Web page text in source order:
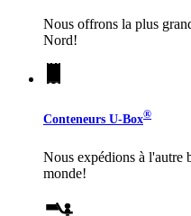
Nous offrons la plus
Nord!
Conteneurs U-Box®
Nous expédions à l'autre
monde!